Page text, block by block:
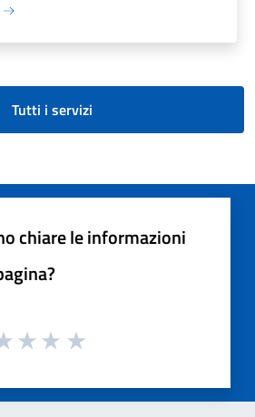
Tutti i servizi
chiare le informazioni